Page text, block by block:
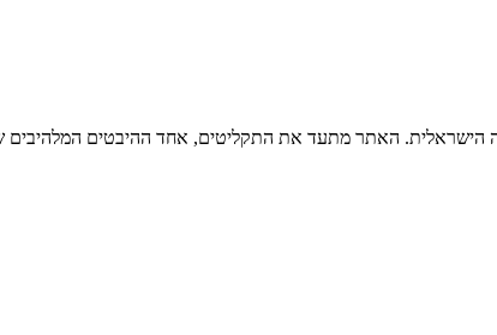
הישראלית. האתר מתעד את התקליטים, אחד ההיבטים